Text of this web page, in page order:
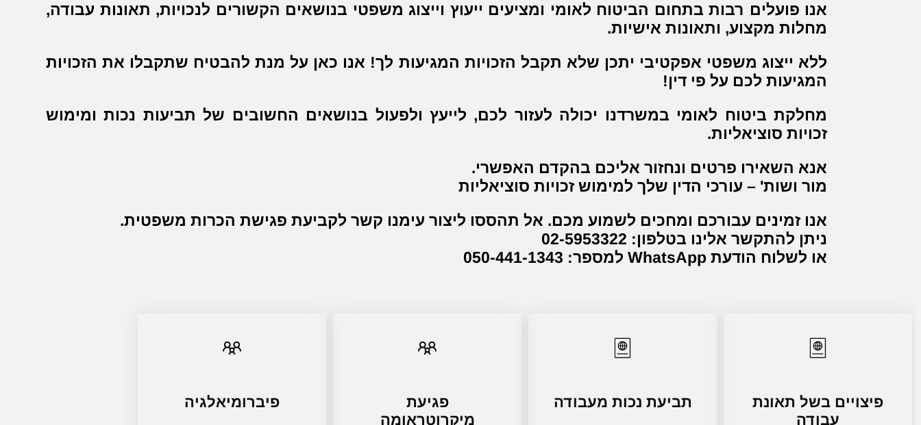
אנו פועלים רבות בתחום הביטוח לאומי ומציעים ייעוץ וייצוג משפטי בנושאים הקשורים לנכויות, תאונות עבודה,
מחלות מקצוע, ותאונות אישיות.
ללא ייצוג משפטי אפקטיבי יתכן שלא תקבל הזכויות המגיעות לך! אנו כאן על מנת להבטיח שתקבלו את הזכויות
המגיעות לכם על פי דין!
מחלקת ביטוח לאומי במשרדנו יכולה לעזור לכם, לייעץ ולפעול בנושאים החשובים של תביעות נכות ומימוש
זכויות סוציאליות.
אנא השאירו פרטים ונחזור אליכם בהקדם האפשרי.
מור ושות' – עורכי הדין שלך למימוש זכויות סוציאליות
אנו זמינים עבורכם ומחכים לשמוע מכם. אל תהססו ליצור עימנו קשר לקביעת פגישת הכרות משפטית.
ניתן להתקשר אלינו בטלפון: 02-5953322
או לשלוח הודעת WhatsApp למספר: 050-441-1343
פיצויים בשל תאונת
עבודה
תביעת נכות מעבודה
פגיעת
מיקרוטראומה
פיברומיאלגיה